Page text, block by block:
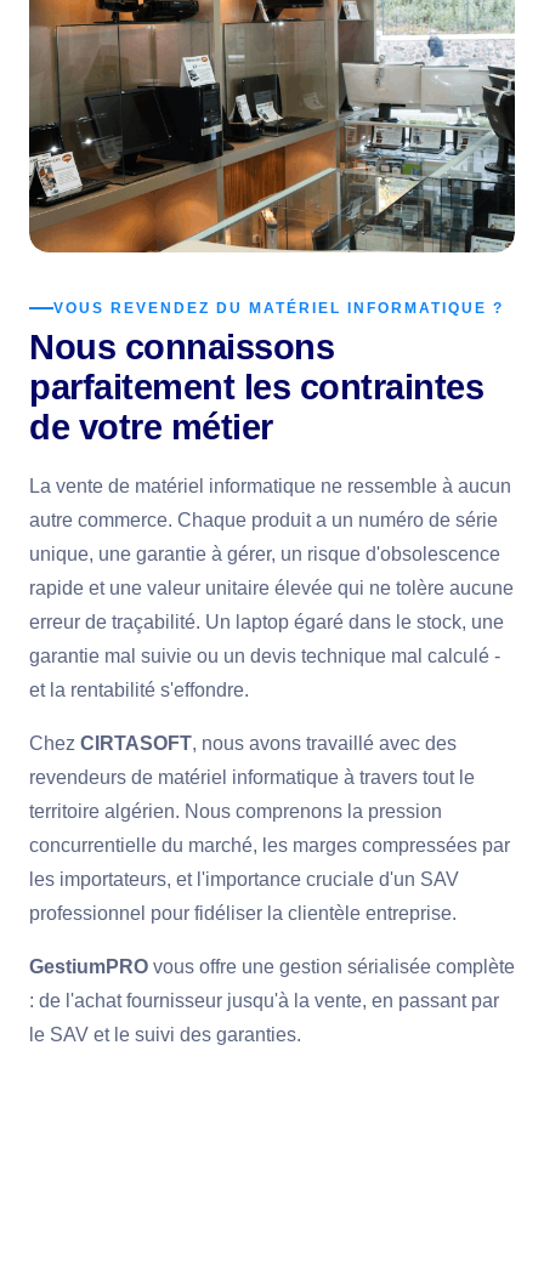
VOUS REVENDEZ DU MATÉRIEL INFORMATIQUE ?
Nous connaissons
parfaitement les contraintes
de votre métier
La vente de matériel informatique ne ressemble à aucun
autre commerce. Chaque produit a un numéro de série
unique, une garantie à gérer, un risque d'obsolescence
rapide et une valeur unitaire élevée qui ne tolère aucune
erreur de traçabilité. Un laptop égaré dans le stock, une
garantie mal suivie ou un devis technique mal calculé -
et la rentabilité s'effondre.
Chez CIRTASOFT, nous avons travaillé avec des
revendeurs de matériel informatique à travers tout le
territoire algérien. Nous comprenons la pression
concurrentielle du marché, les marges compressées par
les importateurs, et l'importance cruciale d'un SAV
professionnel pour fidéliser la clientèle entreprise.
GestiumPRO vous offre une gestion sérialisée complète
: de l'achat fournisseur jusqu'à la vente, en passant par
le SAV et le suivi des garanties.